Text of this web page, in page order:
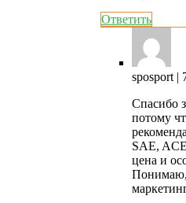
Ответить
sposport |
Спасибо
потому
SAE,
цена и
Понимаю,